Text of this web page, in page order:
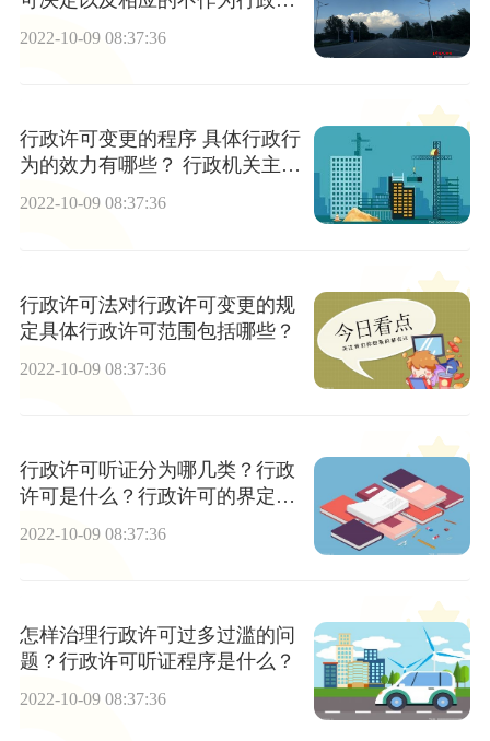
2022-10-09 08:37:36
行政许可变更的程序 具体行政行
为的效力有哪些？ 行政机关主动
变更行政许可的救济
2022-10-09 08:37:36
行政许可法对行政许可变更的规
定具体行政许可范围包括哪些？
2022-10-09 08:37:36
行政许可听证分为哪几类？行政
许可是什么？行政许可的界定是
2022-10-09 08:37:36
怎样治理行政许可过多过滥的问
题？行政许可听证程序是什么？
2022-10-09 08:37:36